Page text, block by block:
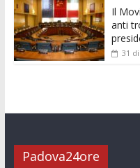
Il
anti
31
Padova24ore